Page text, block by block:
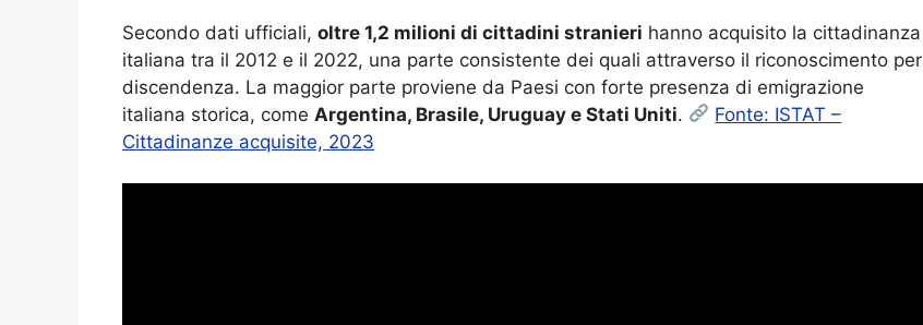
Secondo dati ufficiali, oltre 1,2 milioni di cittadini stranieri hanno acquisito la cittadinanza
italiana tra il 2012 e il 2022, una parte consistente dei quali attraverso il riconoscimento per
discendenza. La maggior parte proviene da Paesi con forte presenza di emigrazione
italiana storica, come Argentina, Brasile, Uruguay e Stati Uniti.
Fonte: ISTAT –
Cittadinanze acquisite, 2023